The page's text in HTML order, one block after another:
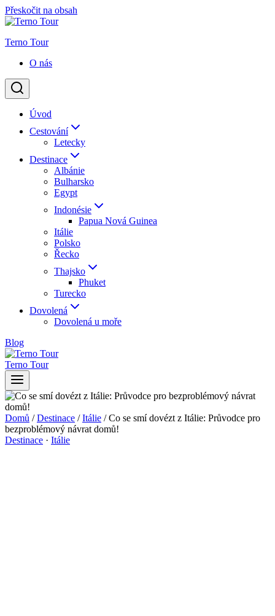
Přeskočit na obsah
Terno Tour
O nás
Úvod
Cestování
Letecky
Destinace
Albánie
Bulharsko
Egypt
Indonésie
Papua Nová Guinea
Itálie
Polsko
Řecko
Thajsko
Phuket
Turecko
Dovolená
Dovolená u moře
Blog
Terno Tour
Domů / Destinace / Itálie / Co se smí dovézt z Itálie: Průvodce pro
bezproblémový návrat domů!
Destinace · Itálie